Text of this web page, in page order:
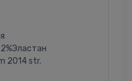
2014 str.